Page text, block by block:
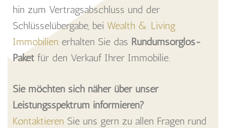
hin zum Vertragsabschluss und der
Schlüsselübergabe, bei Wealth & Living
Immobilien erhalten Sie das Rundumsorglos-
Paket für den Verkauf Ihrer Immobilie.
Sie möchten sich näher über unser
Leistungsspektrum informieren?
Kontaktieren Sie uns gern zu allen Fragen rund